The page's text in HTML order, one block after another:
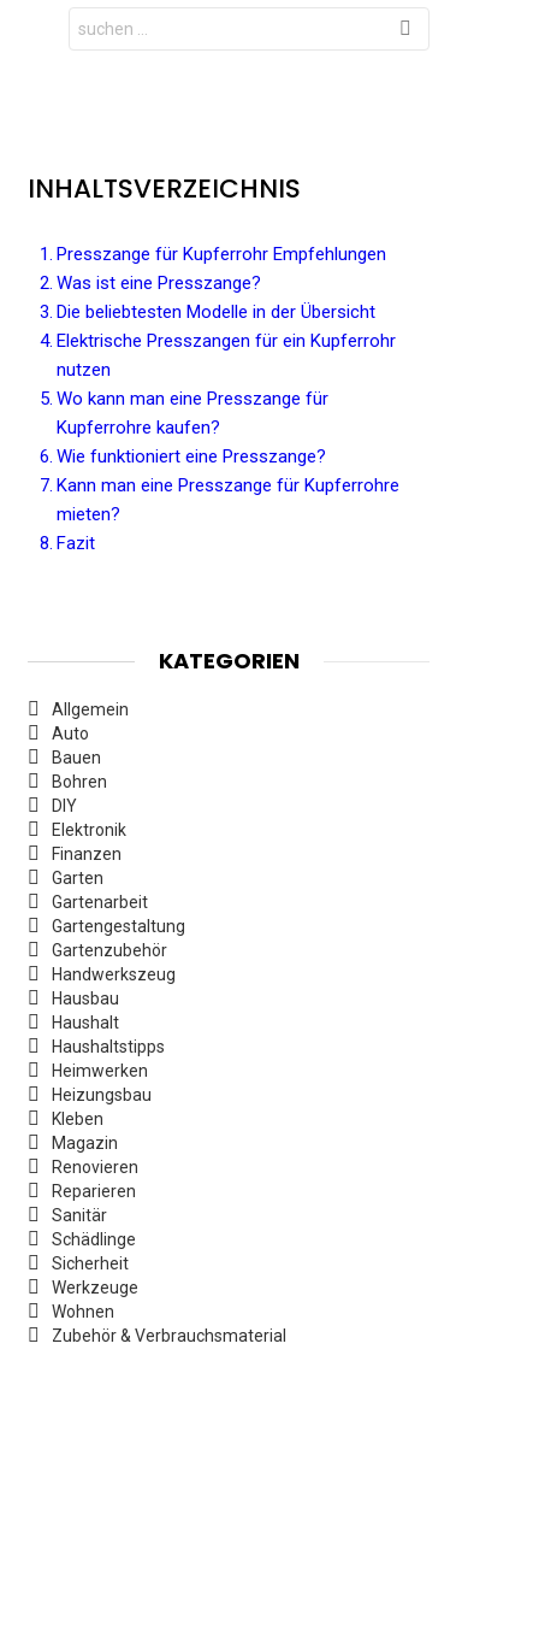
Search
for:
INHALTSVERZEICHNIS
Presszange für Kupferrohr Empfehlungen
Was ist eine Presszange?
Die beliebtesten Modelle in der Übersicht
Elektrische Presszangen für ein Kupferrohr
nutzen
Wo kann man eine Presszange für
Kupferrohre kaufen?
Wie funktioniert eine Presszange?
Kann man eine Presszange für Kupferrohre
mieten?
Fazit
KATEGORIEN
Allgemein
Auto
Bauen
Bohren
DIY
Elektronik
Finanzen
Garten
Gartenarbeit
Gartengestaltung
Gartenzubehör
Handwerkszeug
Hausbau
Haushalt
Haushaltstipps
Heimwerken
Heizungsbau
Kleben
Magazin
Renovieren
Reparieren
Sanitär
Schädlinge
Sicherheit
Werkzeuge
Wohnen
Zubehör & Verbrauchsmaterial